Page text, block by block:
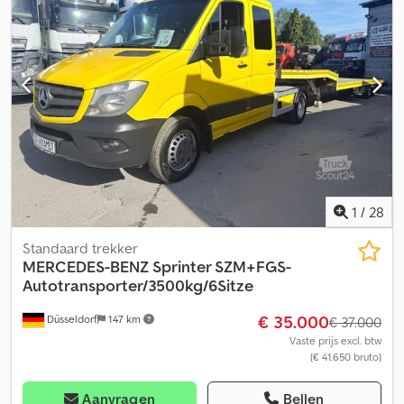
1 / 28
Düsseldorf 147 km
Standaard trekker
MERCEDES-BENZ Sprinter SZM+FGS-
Autotransporter/3500kg/6Sitze
€ 35.000€ 37.000
Vaste prijs excl. btw
(€ 41.650 bruto)
Aanvragen Bellen